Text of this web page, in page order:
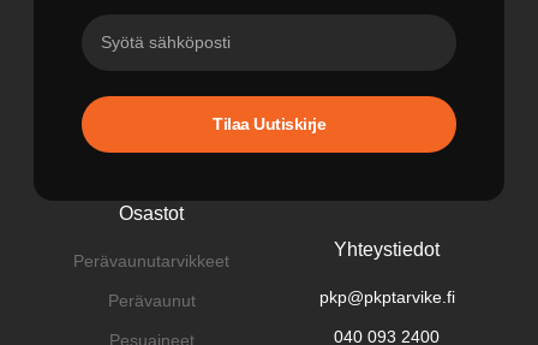
Tilaa Uutiskirje
Osastot
Perävaunutarvikkeet
Perävaunut
Pesuaineet
Yhteystiedot
pkp@pkptarvike.fi
040 093 2400